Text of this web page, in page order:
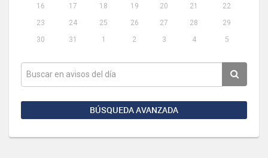
16
17 18 19 20 21
22
23
24 25 26 27 28
29
30
31 1 2 3 4 5
BÚSQUEDA AVANZADA